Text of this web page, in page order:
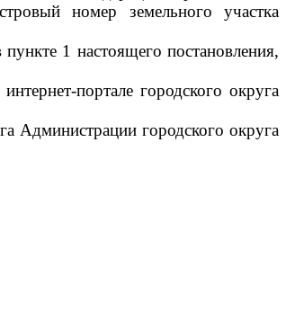
номер земельного участка
1 настоящего постановления,
портале городского округа
Администрации городского округа